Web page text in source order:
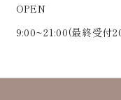
OPEN
9:00~21:00(最終受付